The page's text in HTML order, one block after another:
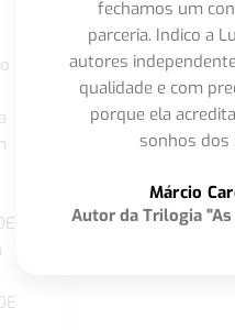
fechamos um
parceria. Indico a
autores
qualidade e com
porque ela
sonhos dos
Márcio
Autor da Trilogia